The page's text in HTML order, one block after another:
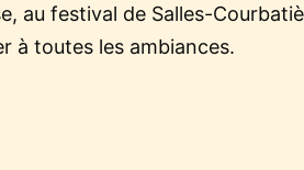
au festival de Salles-
à toutes les ambiances.